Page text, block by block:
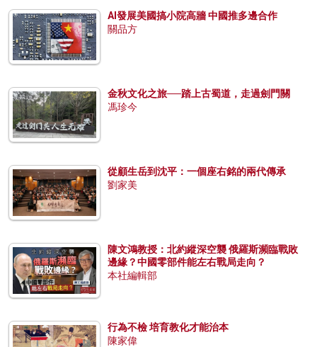
AI發展美國搞小院高牆 中國推多邊合作
關品方
金秋文化之旅──踏上古蜀道，走過劍門關
馮珍今
從顧生岳到沈平：一個座右銘的兩代傳承
劉家美
陳文鴻教授：北約縱深空襲 俄羅斯瀕臨戰敗
邊緣？中國零部件能左右戰局走向？
本社編輯部
行為不檢 培育教化才能治本
陳家偉